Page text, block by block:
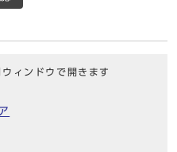
ィンドウで開きます